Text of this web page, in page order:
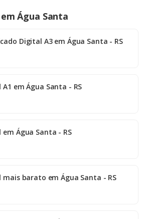
Água Santa
Digital A3 em Água Santa - RS
em Água Santa - RS
Água Santa - RS
barato em Água Santa - RS